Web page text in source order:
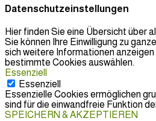
Datenschutzeinstellungen
Hier finden Sie eine Übersicht über
Sie können Ihre Einwilligung zu
sich weitere Informationen anzeigen
bestimmte Cookies auswählen.
Essenziell
Essenziell
Essenzielle Cookies ermöglichen
sind für die einwandfreie Funktion
SPEICHERN & AKZEPTIEREN